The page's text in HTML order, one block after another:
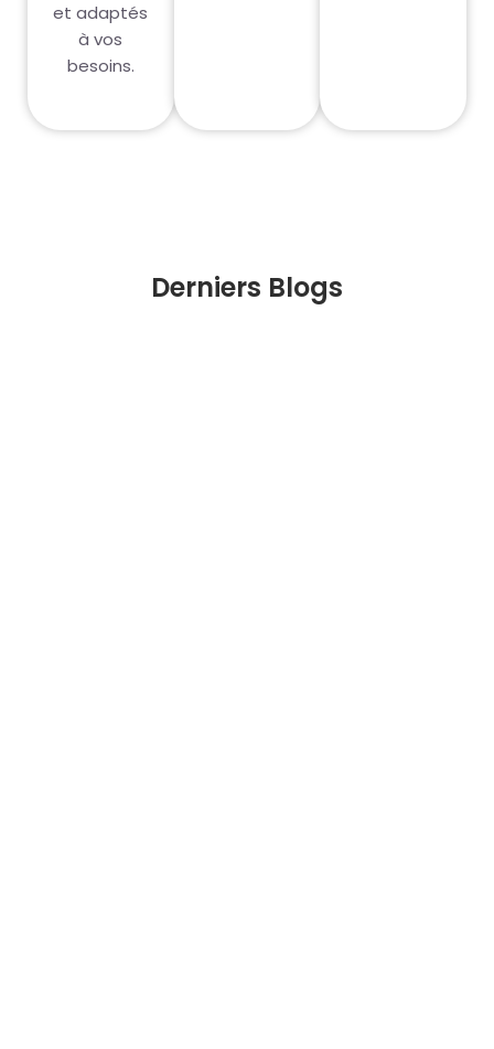
et adaptés
à vos
besoins.
Derniers Blogs